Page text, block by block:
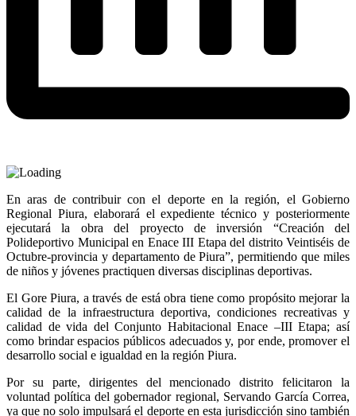
En aras de contribuir con el deporte en la región, el Gobierno
Regional Piura, elaborará el expediente técnico y posteriormente
ejecutará la obra del proyecto de inversión “Creación del
Polideportivo Municipal en Enace III Etapa del distrito Veintiséis de
Octubre-provincia y departamento de Piura”, permitiendo que miles
de niños y jóvenes practiquen diversas disciplinas deportivas.
El Gore Piura, a través de está obra tiene como propósito mejorar la
calidad de la infraestructura deportiva, condiciones recreativas y
calidad de vida del Conjunto Habitacional Enace –III Etapa; así
como brindar espacios públicos adecuados y, por ende, promover el
desarrollo social e igualdad en la región Piura.
Por su parte, dirigentes del mencionado distrito felicitaron la
voluntad política del gobernador regional, Servando García Correa,
ya que no solo impulsará el deporte en esta jurisdicción sino también